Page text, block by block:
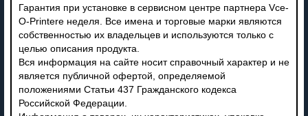
Гарантия при установке в сервисном центре партнера Vce-
O-Printere неделя. Все имена и торговые марки являются
собственностью их владельцев и используются только с
целью описания продукта.
Вся информация на сайте носит справочный характер и не
является публичной офертой, определяемой
положениями Статьи 437 Гражданского кодекса
Российской Федерации.